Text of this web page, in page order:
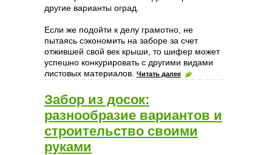
другие варианты оград.
Если же подойти к делу грамотно, не
пытаясь сэкономить на заборе за счет
отжившей свой век крыши, то шифер может
успешно конкурировать с другими видами
листовых материалов.
Читать далее
Забор из досок:
разнообразие вариантов и
строительство своими
руками